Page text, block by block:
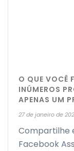
O QUE VOCÊ
INÚMEROS
APENAS UM
27 de janeiro de
Compartilhe
Facebook